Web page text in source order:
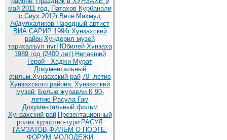
май 2011 год. Патахов Курбанали
с.Сиух 2012г.Вече Махмуд
Абдулхаликов Народный артист
ВИА САРИР 1994г.Хунзахский
район Хундерил музей
тарихалъул нугI Юбилей Хунзаха
1989 год (2400 лет) Непавший
Герой - Хаджи Мурат
Документальный
фильм.Хунзахский рай 70 -летие
Хунзахского района. Хунзахский
музей. Белые журавли.К 90-
летию Расула Гам
Документальный фильм
Хунзахский рай Презентационный
ролик курортно-тури РАСУЛ
ГАМЗАТОВ-ФИЛЬМ О ПОЭТЕ.
ФОРУМ МОЛОДЕЖИ